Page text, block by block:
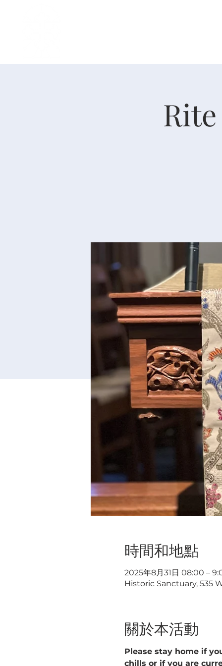
時間和地點
2025年8月31日 08:00 –
Historic Sanctuary, 535
關於本活動
Please stay home if
chills or if you are